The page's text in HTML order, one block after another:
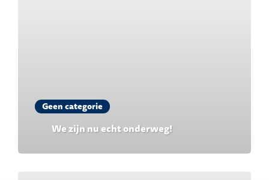
Geen categorie
We zijn nu echt onderweg!